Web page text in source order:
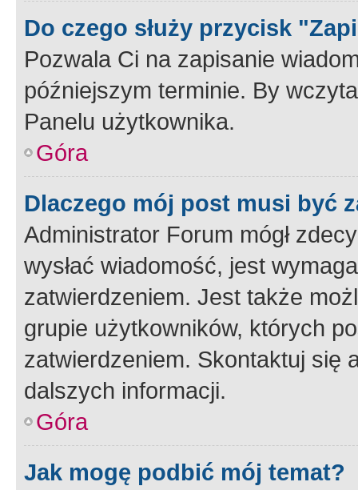
Do czego służy przycisk
Pozwala Ci na zapisanie
późniejszym terminie. By
Panelu użytkownika.
Góra
Dlaczego mój post musi być
Administrator Forum mógł
wysłać wiadomość, jest
zatwierdzeniem. Jest także
grupie użytkowników, których
zatwierdzeniem. Skontaktuj się
dalszych informacji.
Góra
Jak mogę podbić mój temat?